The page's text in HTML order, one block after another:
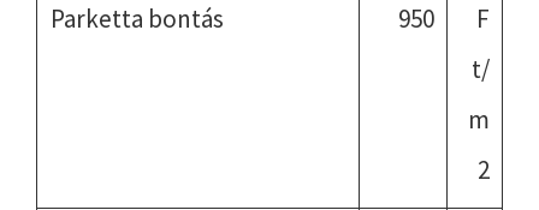
Parketta bontás 950
F
t/
m
2